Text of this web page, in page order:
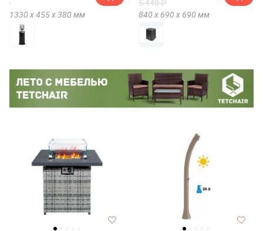
1330 х455 х380 мм
5 448 ₽
840 х 690 х 690 мм